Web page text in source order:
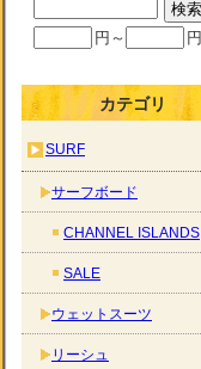
円～ 円
カテゴリ
SURF
サーフボード
CHANNEL ISLANDS
SALE
ウェットスーツ
リーシュ